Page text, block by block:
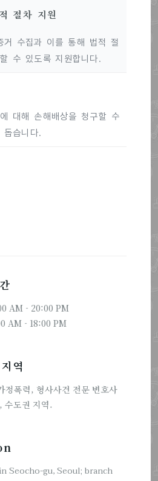
절차 지원
거 수집과 이를 통해 법적 절
수 있도록 지원합니다.
대해 손해배상을 청구할 수
습니다.
AM - 20:00 PM
AM - 18:00 PM
역
정폭력, 형사사건 전문 변호사
수도권 지역.
Seocho-gu, Seoul; branch